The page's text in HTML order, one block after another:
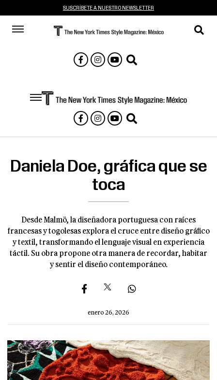
SUSCRÍBETE A NUESTRO NEWSLETTER
Daniela Doe, gráfica que se
toca
Desde Malmö, la diseñadora portuguesa con raíces
francesas y togolesas explora el cruce entre diseño gráfico
y textil, transformando el lenguaje visual en experiencia
táctil. Su obra propone otra manera de recordar, habitar
y sentir el diseño contemporáneo.
enero 26, 2026